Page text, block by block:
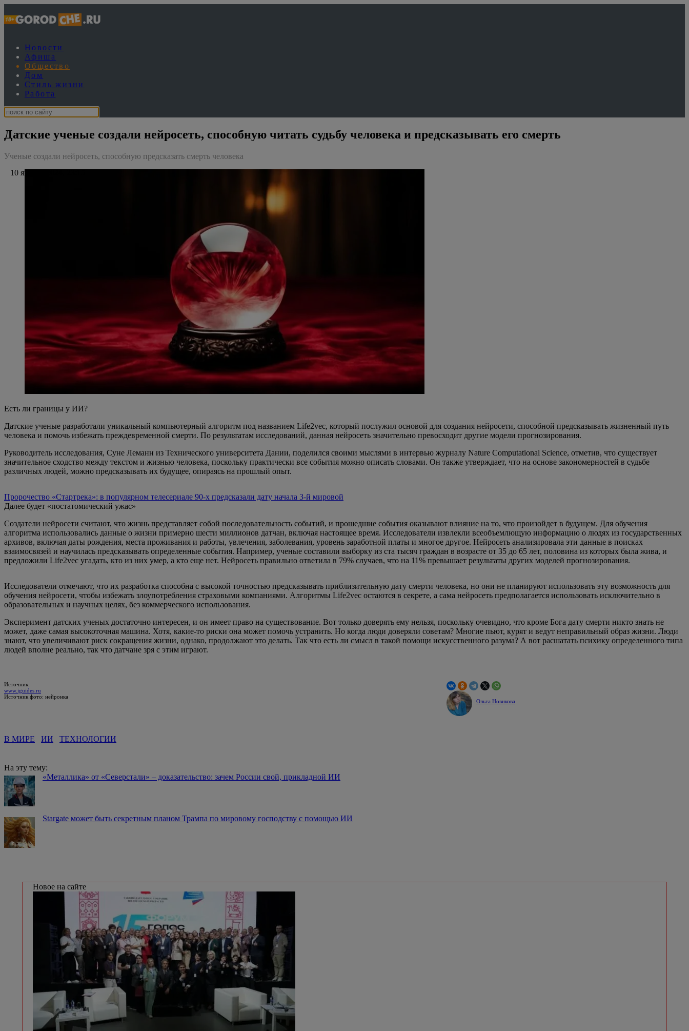
Новости
Афиша
Общество
Дом
Стиль жизни
Работа
Датские ученые создали нейросеть, способную читать судьбу человека и предсказывать его смерть
Ученые создали нейросеть, способную предсказать смерть человека
10 января 2024, 23:15
Есть ли границы у ИИ?
Датские ученые разработали уникальный компьютерный алгоритм под названием Life2vec, который послужил основой для создания нейросети, способной предсказывать жизненный путь
человека и помочь избежать преждевременной смерти. По результатам исследований, данная нейросеть значительно превосходит другие модели прогнозирования.
Руководитель исследования, Суне Леманн из Технического университета Дании, поделился своими мыслями в интервью журналу Nature Computational Science, отметив, что существует
значительное сходство между текстом и жизнью человека, поскольку практически все события можно описать словами. Он также утверждает, что на основе закономерностей в судьбе
различных людей, можно предсказывать их будущее, опираясь на прошлый опыт.
Пророчество «Стартрека»: в популярном телесериале 90-х предсказали дату начала 3-й мировой
Далее будет «постатомический ужас»
Создатели нейросети считают, что жизнь представляет собой последовательность событий, и прошедшие события оказывают влияние на то, что произойдет в будущем. Для обучения
алгоритма использовались данные о жизни примерно шести миллионов датчан, включая настоящее время. Исследователи извлекли всеобъемлющую информацию о людях из государственных
архивов, включая даты рождения, места проживания и работы, увлечения, заболевания, уровень заработной платы и многое другое. Нейросеть анализировала эти данные в поисках
взаимосвязей и научилась предсказывать определенные события. Например, ученые составили выборку из ста тысяч граждан в возрасте от 35 до 65 лет, половина из которых была жива, и
предложили Life2vec угадать, кто из них умер, а кто еще нет. Нейросеть правильно ответила в 79% случаев, что на 11% превышает результаты других моделей прогнозирования.
Исследователи отмечают, что их разработка способна с высокой точностью предсказывать приблизительную дату смерти человека, но они не планируют использовать эту возможность для
обучения нейросети, чтобы избежать злоупотребления страховыми компаниями. Алгоритмы Life2vec остаются в секрете, а сама нейросеть предполагается использовать исключительно в
образовательных и научных целях, без коммерческого использования.
Эксперимент датских ученых достаточно интересен, и он имеет право на существование. Вот только доверять ему нельзя, поскольку очевидно, что кроме Бога дату смерти никто знать не
может, даже самая высокоточная машина. Хотя, какие-то риски она может помочь устранить. Но когда люди доверяли советам? Многие пьют, курят и ведут неправильный образ жизни. Люди
знают, что увеличивают риск сокращения жизни, однако, продолжают это делать. Так что есть ли смысл в такой помощи искусственного разума? А вот расшатать психику определенного типа
людей вполне реально, так что датчане зря с этим играют.
Источник:
www.iguides.ru
Источник фото: нейронка
Ольга Новикова
В МИРЕ ИИ ТЕХНОЛОГИИ
На эту тему:
«Металлика» от «Северстали» – доказательство: зачем России свой, прикладной ИИ
Stargate может быть секретным планом Трампа по мировому господству с помощью ИИ
Новое на сайте